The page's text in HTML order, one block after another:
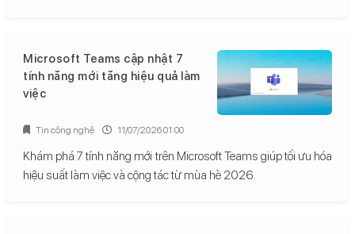
Microsoft Teams cập nhật 7
tính năng mới tăng hiệu quả làm
việc
Khám phá 7 tính năng mới trên Microsoft Teams giúp tối ưu hóa
hiệu suất làm việc và cộng tác từ mùa hè 2026.
Tin công nghệ 11/07/2026 01:00